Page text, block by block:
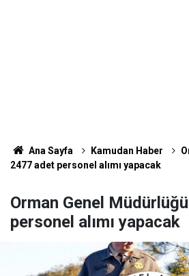
Ana Sayfa Kamudan Haber
2477 adet personel alımı yapacak
Orman Genel
personel alımı yapacak